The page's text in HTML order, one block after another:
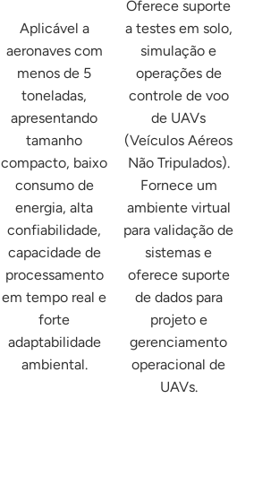
Aplicável a
aeronaves com
menos de 5
toneladas,
apresentando
tamanho
compacto, baixo
consumo de
energia, alta
confiabilidade,
capacidade de
processamento
em tempo real e
forte
adaptabilidade
ambiental.
Oferece suporte
a testes em solo,
simulação e
operações de
controle de voo
de UAVs
(Veículos Aéreos
Não Tripulados).
Fornece um
ambiente virtual
para validação de
sistemas e
oferece suporte
de dados para
projeto e
gerenciamento
operacional de
UAVs.